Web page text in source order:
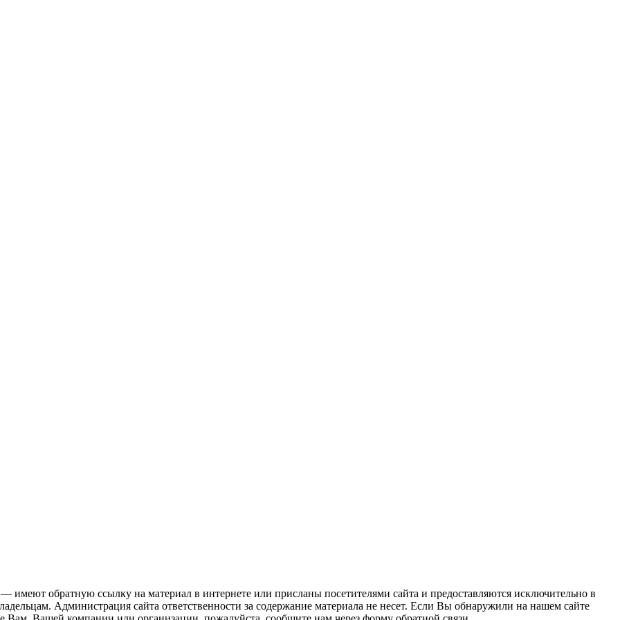
имеют обратную ссылку на материал в интернете или присланы посетителями сайта и предоставляются исключительно в
Администрация сайта ответственности за содержание материала не несет. Если Вы обнаружили на нашем сайте